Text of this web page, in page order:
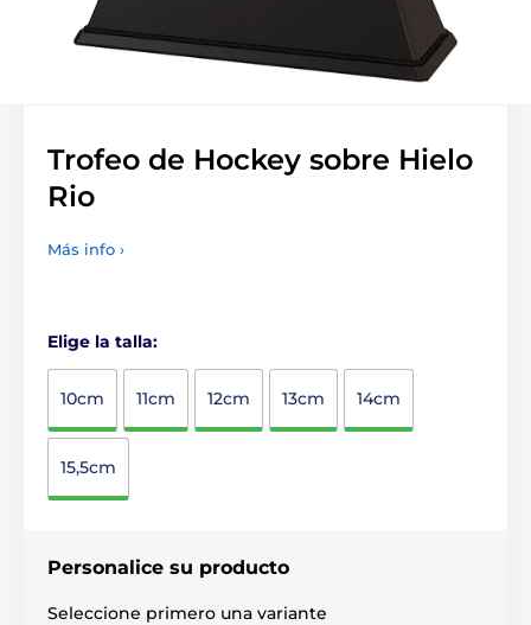
Trofeo de Hockey sobre Hielo
Rio
Más info ›
Elige la talla:
10cm 11cm 12cm 13cm 14cm
15,5cm
Personalice su producto
Seleccione primero una variante